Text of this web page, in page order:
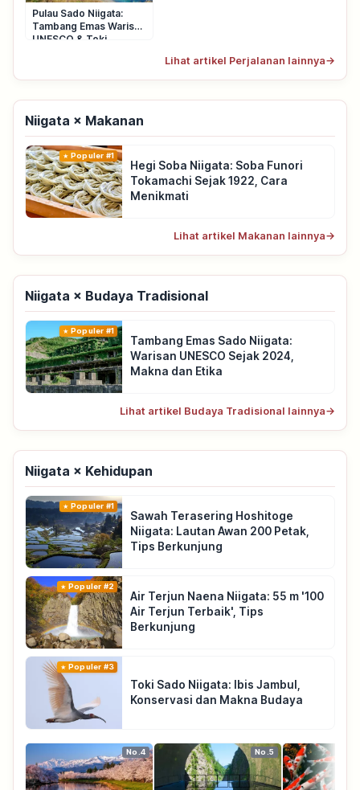
Pulau Sado Niigata:
Tambang Emas Warisan
UNESCO & Toki
Lihat artikel Perjalanan lainnya→
Niigata × Makanan
Populer #1
Hegi Soba Niigata: Soba Funori
Tokamachi Sejak 1922, Cara
Menikmati
Lihat artikel Makanan lainnya→
Niigata × Budaya Tradisional
Populer #1
Tambang Emas Sado Niigata:
Warisan UNESCO Sejak 2024,
Makna dan Etika
Lihat artikel Budaya Tradisional lainnya→
Niigata × Kehidupan
Populer #1
Sawah Terasering Hoshitoge
Niigata: Lautan Awan 200 Petak,
Tips Berkunjung
Populer #2
Air Terjun Naena Niigata: 55 m '100
Air Terjun Terbaik', Tips
Berkunjung
Populer #3
Toki Sado Niigata: Ibis Jambul,
Konservasi dan Makna Budaya
No.4 No.5